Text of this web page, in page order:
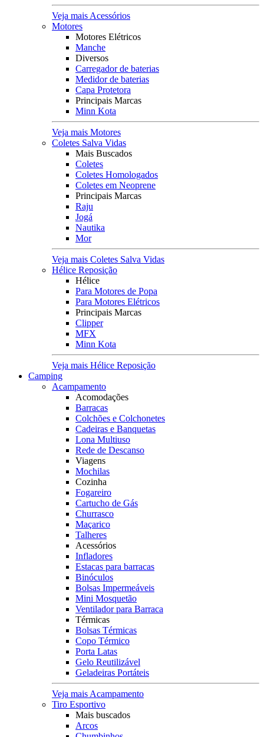
Veja mais Acessórios
Motores
Motores Elétricos
Manche
Diversos
Carregador de baterias
Medidor de baterias
Capa Protetora
Principais Marcas
Minn Kota
Veja mais Motores
Coletes Salva Vidas
Mais Buscados
Coletes
Coletes Homologados
Coletes em Neoprene
Principais Marcas
Raju
Jogá
Nautika
Mor
Veja mais Coletes Salva Vidas
Hélice Reposição
Hélice
Para Motores de Popa
Para Motores Elétricos
Principais Marcas
Clipper
MFX
Minn Kota
Veja mais Hélice Reposição
Camping
Acampamento
Acomodações
Barracas
Colchões e Colchonetes
Cadeiras e Banquetas
Lona Multiuso
Rede de Descanso
Viagens
Mochilas
Cozinha
Fogareiro
Cartucho de Gás
Churrasco
Maçarico
Talheres
Acessórios
Infladores
Estacas para barracas
Binóculos
Bolsas Impermeáveis
Mini Mosquetão
Ventilador para Barraca
Térmicas
Bolsas Térmicas
Copo Térmico
Porta Latas
Gelo Reutilizável
Geladeiras Portáteis
Veja mais Acampamento
Tiro Esportivo
Mais buscados
Arcos